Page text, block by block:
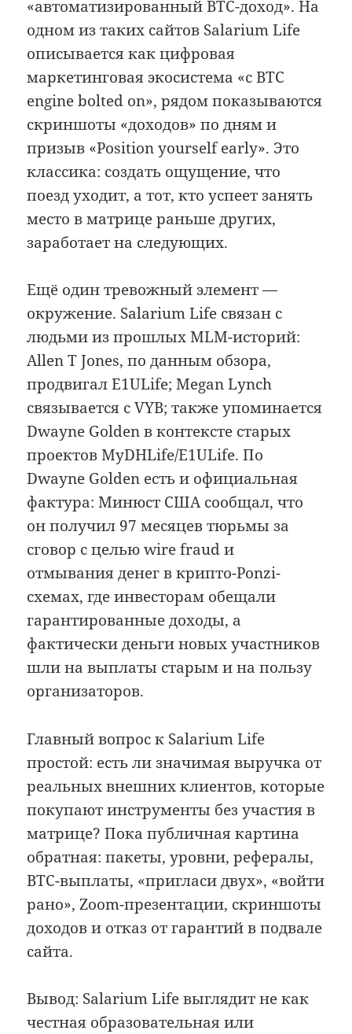
«автоматизированный BTC-доход». На
одном из таких сайтов Salarium Life
описывается как цифровая
маркетинговая экосистема «с BTC
engine bolted on», рядом показываются
скриншоты «доходов» по дням и
призыв «Position yourself early». Это
классика: создать ощущение, что
поезд уходит, а тот, кто успеет занять
место в матрице раньше других,
заработает на следующих.
Ещё один тревожный элемент —
окружение. Salarium Life связан с
людьми из прошлых MLM-историй:
Allen T Jones, по данным обзора,
продвигал E1ULife; Megan Lynch
связывается с VYB; также упоминается
Dwayne Golden в контексте старых
проектов MyDHLife/E1ULife. По
Dwayne Golden есть и официальная
фактура: Минюст США сообщал, что
он получил 97 месяцев тюрьмы за
сговор с целью wire fraud и
отмывания денег в крипто-Ponzi-
схемах, где инвесторам обещали
гарантированные доходы, а
фактически деньги новых участников
шли на выплаты старым и на пользу
организаторов.
Главный вопрос к Salarium Life
простой: есть ли значимая выручка от
реальных внешних клиентов, которые
покупают инструменты без участия в
матрице? Пока публичная картина
обратная: пакеты, уровни, рефералы,
BTC-выплаты, «пригласи двух», «войти
рано», Zoom-презентации, скриншоты
доходов и отказ от гарантий в подвале
сайта.
Вывод: Salarium Life выглядит не как
честная образовательная или